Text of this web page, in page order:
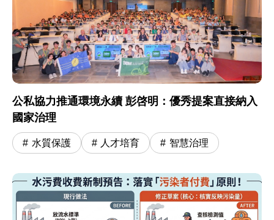
公私協力推通環境永續 彭啓明：優秀提案直接納入
國家治理
水質保護 人才培育 智慧治理